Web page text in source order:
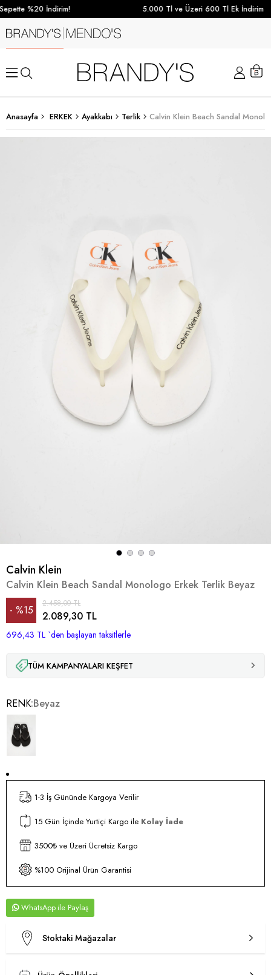
%20 İndirim! 5.000 Tl ve Üzeri 600 Tl Ek İndirim
Anasayfa ERKEK Ayakkabı Terlik Calvin Klein Beach Sandal
Calvin Klein
Calvin Klein Beach Sandal Monologo Erkek Terlik Beyaz
%15
İndirim
2.458,00 TL
2.089,30 TL
696,43 TL `den başlayan taksitlerle
TÜM KAMPANYALARI KEŞFET
RENK Beyaz
1-3 İş Gününde Kargoya Verilir
15 Gün İçinde Yurtiçi Kargo ile Kolay İade
3500₺ ve Üzeri Ücretsiz Kargo
%100 Orijinal Ürün Garantisi
WhatsApp
Stoktaki Mağazalar